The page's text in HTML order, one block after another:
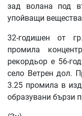
зад волана под
упойващи
32-годишен от
промила
рекордьор е 56-
село Ветрен дол.
3.25 промила в
образувани бързи